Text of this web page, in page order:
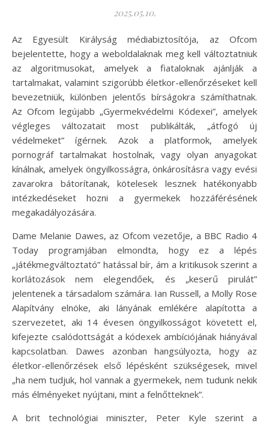
2025.05.10.
Az Egyesült Királyság médiabiztosítója, az Ofcom
bejelentette, hogy a weboldalaknak meg kell változtatniuk
az algoritmusokat, amelyek a fiataloknak ajánlják a
tartalmakat, valamint szigorúbb életkor-ellenőrzéseket kell
bevezetniük, különben jelentős bírságokra számíthatnak.
Az Ofcom legújabb „Gyermekvédelmi Kódexei”, amelyek
végleges változatait most publikálták, „átfogó új
védelmeket” ígérnek. Azok a platformok, amelyek
pornográf tartalmakat hostolnak, vagy olyan anyagokat
kínálnak, amelyek öngyilkosságra, önkárosításra vagy evési
zavarokra bátorítanak, kötelesek lesznek hatékonyabb
intézkedéseket hozni a gyermekek hozzáférésének
megakadályozására.
Dame Melanie Dawes, az Ofcom vezetője, a BBC Radio 4
Today programjában elmondta, hogy ez a lépés
„játékmegváltoztató” hatással bír, ám a kritikusok szerint a
korlátozások nem elegendőek, és „keserű pirulát”
jelentenek a társadalom számára. Ian Russell, a Molly Rose
Alapítvány elnöke, aki lányának emlékére alapította a
szervezetet, aki 14 évesen öngyilkosságot követett el,
kifejezte csalódottságát a kódexek ambíciójának hiányával
kapcsolatban. Dawes azonban hangsúlyozta, hogy az
életkor-ellenőrzések első lépésként szükségesek, mivel
„ha nem tudjuk, hol vannak a gyermekek, nem tudunk nekik
más élményeket nyújtani, mint a felnőtteknek”.
A brit technológiai miniszter, Peter Kyle szerint a